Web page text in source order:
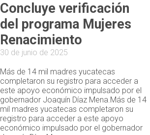
Concluye verificación
del programa Mujeres
Renacimiento
30 de junio de 2025
Más de 14 mil madres yucatecas
completaron su registro para acceder a
este apoyo económico impulsado por el
gobernador Joaquín Díaz Mena.Más de 14
mil madres yucatecas completaron su
registro para acceder a este apoyo
económico impulsado por el gobernador